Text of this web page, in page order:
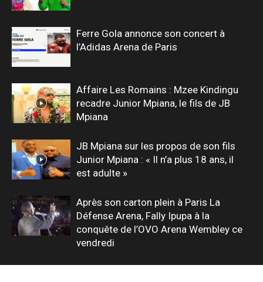
Ferre Gola annonce son concert à
l’Adidas Arena de Paris
Affaire Les Romains : Mzee Kindingu
recadre Junior Mpiana, le fils de JB
Mpiana
JB Mpiana sur les propos de son fils
Junior Mpiana : « Il n’a plus 18 ans, il
est adulte »
Après son carton plein à Paris La
Défense Arena, Fally Ipupa à la
conquête de l’OVO Arena Wembley ce
vendredi